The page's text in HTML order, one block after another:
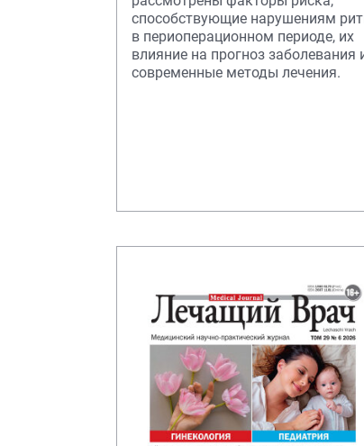
способствующие нарушениям
в периоперационном периоде, их
влияние на прогноз заболевания
современные методы лечения.